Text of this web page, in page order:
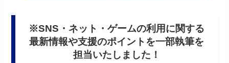
※SNS・ネット・ゲームの利用に関する
最新情報や支援のポイントを一部執筆を
担当いたしました！